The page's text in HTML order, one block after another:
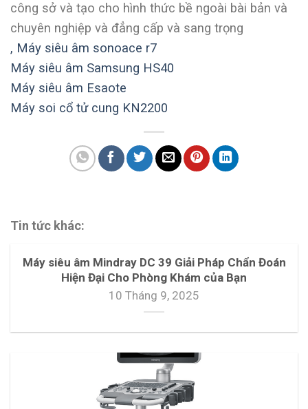
công sở và tạo cho hình thức bề ngoài bài bản và
chuyên nghiệp và đẳng cấp và sang trọng
, Máy siêu âm sonoace r7
Máy siêu âm Samsung HS40
Máy siêu âm Esaote
Máy soi cổ tử cung KN2200
Tin tức khác:
Máy siêu âm Mindray DC 39 Giải Pháp Chẩn Đoán
Hiện Đại Cho Phòng Khám của Bạn
10 Tháng 9, 2025